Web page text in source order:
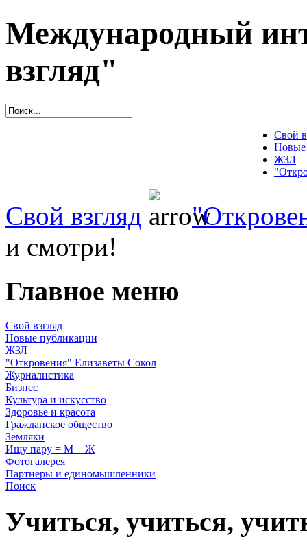
Международный
взгляд"
Свой
Новые
ЖЗЛ
Свой взгляд
и смотри!
Главное меню
Свой взгляд
Новые публикации
ЖЗЛ
"Откровения" Елизаветы Сокол
Журналистика
Бизнес
Культура и искусство
Здоровье и красота
Гражданское общество
Земляки
Ищу пару = М + Ж
Фотогалерея
Партнеры и единомышленники
Поиск
Учиться, учиться,